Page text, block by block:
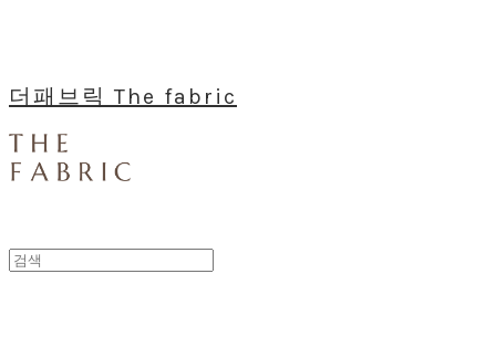
더패브릭 The fabric